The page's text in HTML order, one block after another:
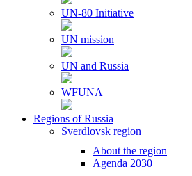
UN-80 Initiative
UN mission
UN and Russia
WFUNA
Regions of Russia
Sverdlovsk region
About the region
Agenda 2030